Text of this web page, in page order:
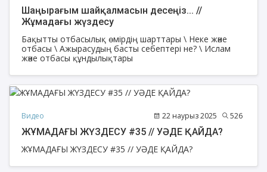
Шаңырағым шайқалмасын десеңіз... //
Жұмадағы жүздесу
Бақытты отбасылық өмірдің шарттары \ Неке және
отбасы \ Ажырасудың басты себептері не? \ Ислам
және отбасы құндылықтары
Видео 22 наурыз 2025 526
ЖҰМАДАҒЫ ЖҮЗДЕСУ #35 // УӘДЕ ҚАЙДА?
ЖҰМАДАҒЫ ЖҮЗДЕСУ #35 // УӘДЕ ҚАЙДА?